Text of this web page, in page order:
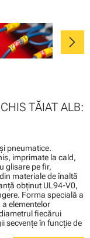
chevron_right
TĂIAT ALB:
pneumatice.
imprimate la cald,
glisare pe fir,
materiale de înaltă
obţinut UL94-V0,
Forma specială a
elementelor
fiecărui
secvenţe în funcţie de